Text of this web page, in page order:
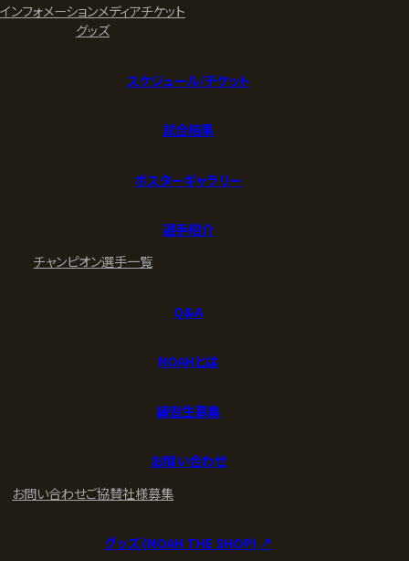
インフォメーションメディアチケット
グッズ
スケジュール/チケット
試合結果
ポスターギャラリー
選手紹介
チャンピオン選手一覧
Q&A
NOAHとは
練習生募集
お問い合わせ
お問い合わせご協賛社様募集
グッズ (NOAH THE SHOP) ↗︎